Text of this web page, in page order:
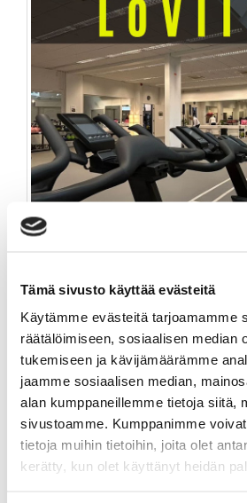
Tämä sivusto käyttää evästeitä
Käytämme evästeitä tarjoamamme
räätälöimiseen, sosiaalisen median
tukemiseen ja kävijämäärämme
jaamme sosiaalisen median,
alan kumppaneillemme tietoja siitä,
sivustoamme. Kumppanimme
tietoja muihin tietoihin, joita olet
kerätty, kun olet käyttänyt heidän
KERTAKÄYNTI
10,00 €